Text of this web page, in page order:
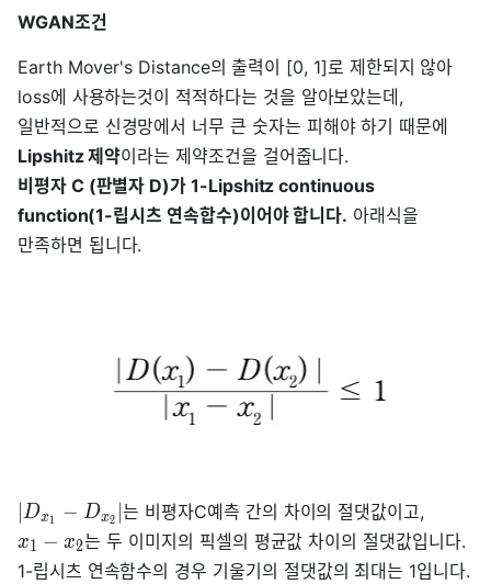
WGAN조건
Earth Mover's Distance의 출력이 [0, 1]로 제한되지 않아
loss에 사용하는것이 적적하다는 것을 알아보았는데,
일반적으로 신경망에서 너무 큰 숫자는 피해야 하기 때문에
Lipshitz 제약이라는 제약조건을 걸어줍니다.
비평자 C (판별자 D)가 1-Lipshitz continuous
function(1-립시츠 연속합수)이어야 합니다. 아래식을
만족하면 됩니다.
Dx1 − Dx2 ∣는 비평자C예측 간의 차이의 절댓값이고,
x1 − x2는 두 이미지의 픽셀의 평균값 차이의 절댓값입니다.
1-립시츠 연속함수의 경우 기울기의 절댓값의 최대는 1입니다.